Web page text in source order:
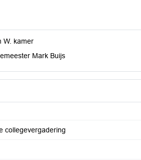
W. kamer
Mark Buijs
collegevergadering